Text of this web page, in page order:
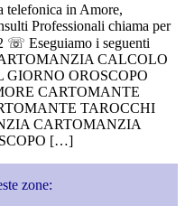
telefonica in Amore,
Professionali chiama per
Eseguiamo i seguenti
CALCOLO
OROSCOPO
CARTOMANTE
TAROCCHI
CARTOMANZIA
[…]
zone: